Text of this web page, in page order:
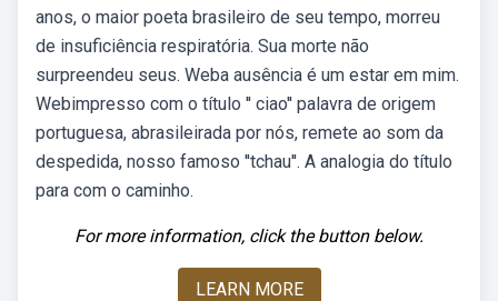
anos, o maior poeta brasileiro de seu tempo, morreu
de insuficiência respiratória. Sua morte não
surpreendeu seus. Weba ausência é um estar em mim.
Webimpresso com o título '' ciao'' palavra de origem
portuguesa, abrasileirada por nós, remete ao som da
despedida, nosso famoso ''tchau''. A analogia do título
para com o caminho.
For more information, click the button below.
LEARN MORE